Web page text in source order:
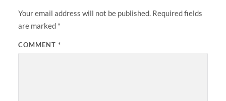
Your email address will not be published. Required fields
are marked *
COMMENT *